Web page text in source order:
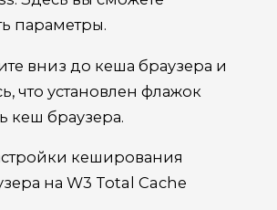
параметры.
вниз до кеша браузера и
что установлен флажок
кеш браузера.